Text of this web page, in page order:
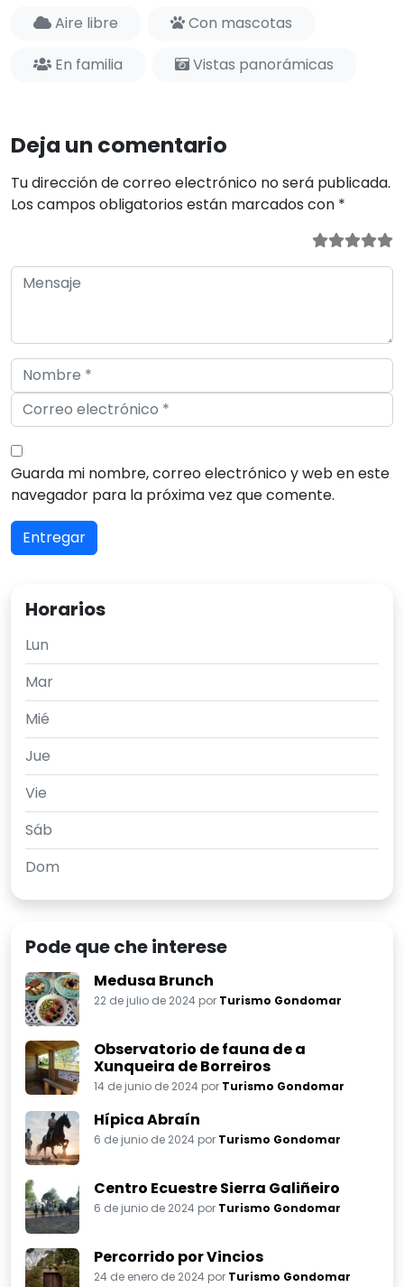
Deja un comentario
Los campos obligatorios están marcados con
Guarda mi nombre, correo electrónico y web en este
navegador para la próxima vez que comente.
Horarios
Mar
Mié
Jue
Vie
Sáb
Dom
Pode que che interese
Medusa Brunch
Observatorio de fauna de a
Xunqueira de Borreiros
Hípica Abraín
6 de junio de 2024 porTurismo Gondomar
Centro Ecuestre Sierra Galiñeiro
6 de junio de 2024 por Turismo Gondomar
Percorrido por Vincios
24 de enero de 2024 porTurismo Gondomar
Puede que te interese